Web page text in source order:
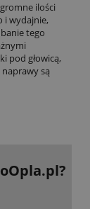
ilości
i wydajnie,
tego
pod głowicą,
naprawy są